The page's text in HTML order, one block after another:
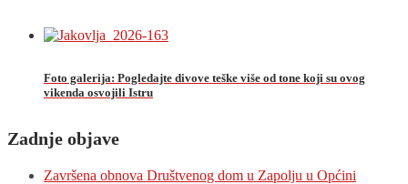
Foto galerija: Pogledajte divove teške više od tone koji su ovog
vikenda osvojili Istru
Zadnje objave
Završena obnova Društvenog dom u Zapolju u Općini